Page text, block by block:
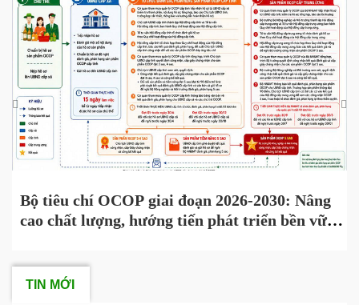
Bộ tiêu chí OCOP giai đoạn 2026-2030: Nâng
cao chất lượng, hướng tiến phát triển bền vững
TIN MỚI